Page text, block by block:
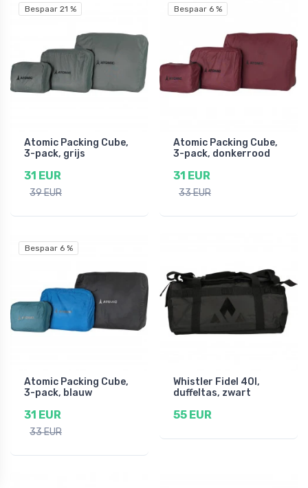
Bespaar 21 %
Atomic Packing Cube,
3-pack, grijs
31 EUR
39 EUR
Bespaar 6 %
Atomic Packing Cube,
3-pack, donkerrood
31 EUR
33 EUR
Bespaar 6 %
Atomic Packing Cube,
3-pack, blauw
31 EUR
33 EUR
Whistler Fidel 40l,
duffeltas, zwart
55 EUR